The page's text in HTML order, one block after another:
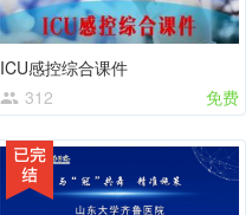
ICU感控综合课件
312
免费